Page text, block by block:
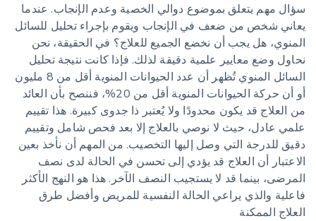
سؤال مهم يتعلق بموضوع دوالي الخصية وعدم الإنجاب. عندما
يعاني شخص من ضعف في الإنجاب ويقوم بإجراء تحليل للسائل
المنوي، هل يجب أن نخضع الجميع للعلاج؟ في الحقيقة، نحن
نحاول وضع معايير علمية دقيقة لذلك. فإذا كانت نتيجة تحليل
السائل المنوي تُظهر أن عدد الحيوانات المنوية أقل من 8 مليون
أو أن حركة الحيوانات المنوية أقل من 20%، فننصح بأن العائد
من العلاج قد يكون محدودًا ولا يُعتبر ذا جدوى كبيرة. هذا تقييم
علمي عادل، حيث لا نوصي بالعلاج إلا بعد فحص شامل وتقييم
دقيق للدرجة التي وصل إليها التخصيب. من المهم أن نأخذ بعين
الاعتبار أن العلاج قد يؤدي إلى تحسن في الحالة لدى نصف
المرضى، بينما قد لا يستجيب النصف الآخر. هذا هو النهج الأكثر
فاعلية والذي يراعي الحالة النفسية للمريض وأفضل طرق
العلاج الممكنة